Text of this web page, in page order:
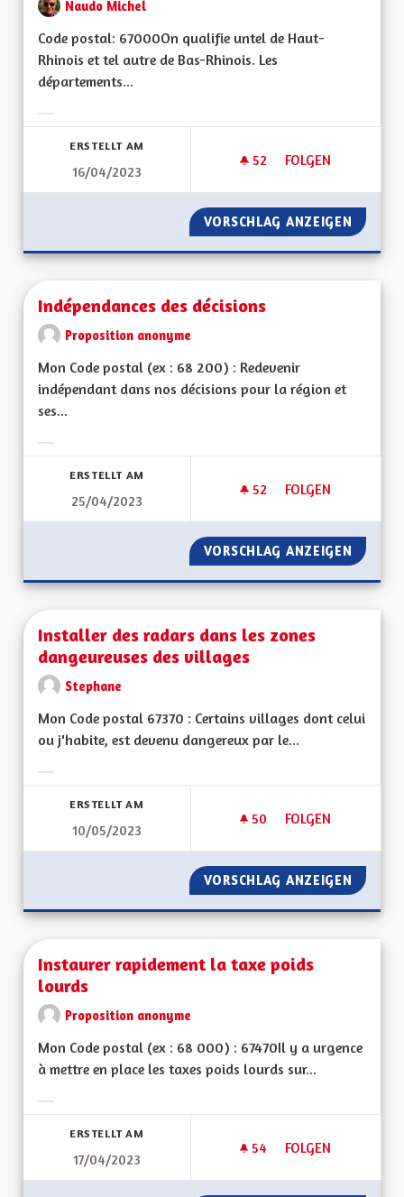
Naudo Michel
Code postal: 67000On qualifie untel de Haut-
Rhinois et tel autre de Bas-Rhinois. Les
départements...
ERSTELLT AM
16/04/2023
52 52 FOLLOWER
FOLGEN
HAUT-RHINOIS,
VORSCHLAG ANZEIGEN HAUT-
Indépendances des décisions
Proposition anonyme
Mon Code postal (ex : 68 200) : Redevenir
indépendant dans nos décisions pour la région et
ses...
ERSTELLT AM
25/04/2023
52 52 FOLLOWER
FOLGEN
INDÉPENDANCES
VORSCHLAG ANZEIGEN
Installer des radars dans les zones
dangeureuses des villages
Stephane
Mon Code postal 67370 : Certains villages dont celui
ou j'habite, est devenu dangereux par le...
ERSTELLT AM
10/05/2023
50 50 FOLLOWER
FOLGEN
INSTALLER DES
VORSCHLAG ANZEIGEN
Instaurer rapidement la taxe poids
lourds
Proposition anonyme
Mon Code postal (ex : 68 000) : 67470Il y a urgence
à mettre en place les taxes poids lourds sur...
ERSTELLT AM
17/04/2023
54 54 FOLLOWER
FOLGEN
INSTAURER